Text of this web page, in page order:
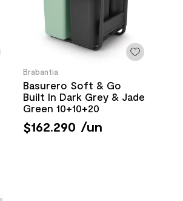
Brabantia
Basurero Soft & Go
Built In Dark Grey & Jade
Green 10+10+20
$162.290 /un